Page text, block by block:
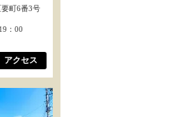
町6番3号
：00
アクセス